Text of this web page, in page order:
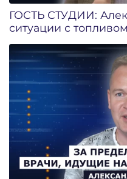
ГОСТЬ СТУДИИ:
ситуации с